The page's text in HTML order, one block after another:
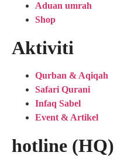
Aduan umrah
Shop
Aktiviti
Qurban & Aqiqah
Safari Qurani
Infaq Sabel
Event & Artikel
hotline (HQ)